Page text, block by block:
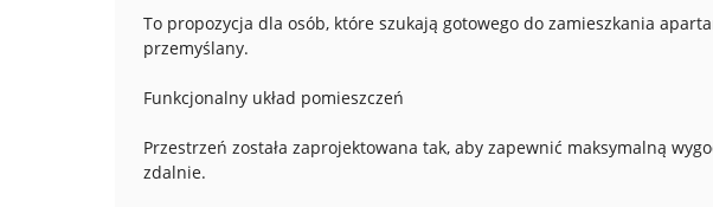
To propozycja dla osób, które szukają gotowego do zamieszkania
przemyślany.
Funkcjonalny układ pomieszczeń
Przestrzeń została zaprojektowana tak, aby zapewnić maksymalną
zdalnie.